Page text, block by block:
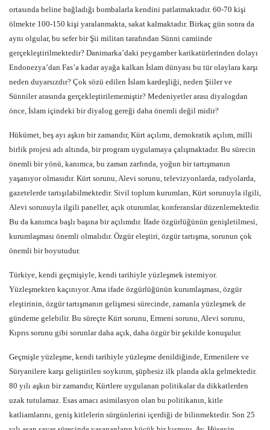
ortasında beline bağladığı bombalarla kendini patlatmaktadır. 60-70 kişi
ölmekte 100-150 kişi yaralanmakta, sakat kalmaktadır. Birkaç gün sonra da
aynı olgular, bu sefer bir Şii militan tarafından Sünni camiinde
gerçekleştirilmektedir? Danimarka’daki peygamber karikatürlerinden dolayı
Endonezya’dan Fas’a kadar ayağa kalkan İslam dünyası bu tür olaylara karşı
neden duyarsızdır? Çok sözü edilen İslam kardeşliği, neden Şiiler ve
Sünniler arasında gerçekleştirilememiştir? Medeniyetler arası diyalogdan
önce, İslam içindeki bir diyalog gereği daha önemli değil midir?
Hükümet, beş ayı aşkın bir zamandır, Kürt açılımı, demokratik açılım, milli
birlik projesi adı altında, bir program uygulamaya çalışmaktadır. Bu sürecin
önemli bir yönü, kanımca, bu zaman zarfında, yoğun bir tartışmanın
yaşanıyor olmasıdır. Kürt sorunu, Alevi sorunu, televizyonlarda, radyolarda,
gazetelerde tartışılabilmektedir. Sivil toplum kurumları, Kürt sorunuyla ilgili,
Alevi sorunuyla ilgili paneller, açık oturumlar, konferanslar düzenlemektedir.
Bu da kanımca başlı başına bir açılımdır. İfade özgürlüğünün genişletilmesi,
kurumlaşması önemli olmalıdır. Özgür eleştiri, özgür tartışma, sorunun çok
önemli bir boyutudur.
Türkiye, kendi geçmişiyle, kendi tarihiyle yüzleşmek istemiyor.
Yüzleşmekten kaçınıyor. Ama ifade özgürlüğünün kurumlaşması, özgür
eleştirinin, özgür tartışmanın gelişmesi sürecinde, zamanla yüzleşmek de
gündeme gelebilir. Bu süreçte Kürt sorunu, Ermeni sorunu, Alevi sorunu,
Kıprıs sorunu gibi sorunlar daha açık, daha özgür bir şekilde konuşulur.
Geçmişle yüzleşme, kendi tarihiyle yüzleşme denildiğinde, Ermenilere ve
Süryanilere karşı geliştirilen soykırım, şüphesiz ilk planda akla gelmektedir.
80 yılı aşkın bir zamandır, Kürtlere uygulanan politikalar da dikkatlerden
uzak tutulamaz. Esas amacı asimilasyon olan bu politikanın, kitle
katliamlarını, geniş kitlelerin sürgünlerini içerdiği de bilinmektedir. Son 25